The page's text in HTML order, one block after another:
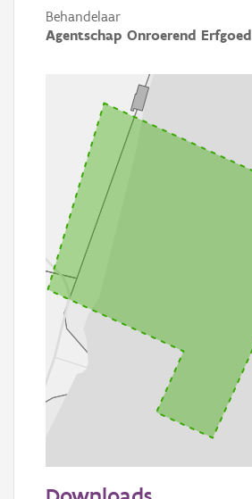
Behandelaar
Agentschap Onroerend Erfgoed
Informatie Vlaanderen